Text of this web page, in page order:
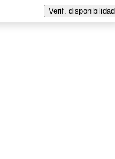
Verif. disponibilidad